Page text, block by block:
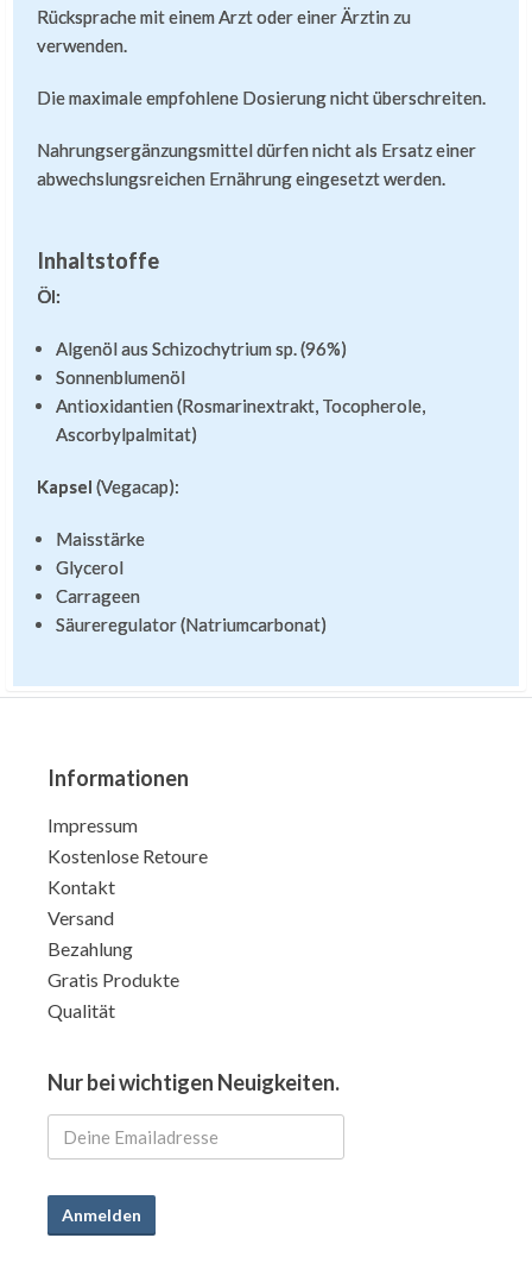
Rücksprache mit einem Arzt oder einer Ärztin zu
verwenden.
Die maximale empfohlene Dosierung nicht überschreiten.
Nahrungsergänzungsmittel dürfen nicht als Ersatz einer
abwechslungsreichen Ernährung eingesetzt werden.
Inhaltstoffe
Öl:
Algenöl aus Schizochytrium sp. (96%)
Sonnenblumenöl
Antioxidantien (Rosmarinextrakt, Tocopherole,
Ascorbylpalmitat)
Kapsel (Vegacap):
Maisstärke
Glycerol
Carrageen
Säureregulator (Natriumcarbonat)
Informationen
Impressum
Kostenlose Retoure
Kontakt
Versand
Bezahlung
Gratis Produkte
Qualität
Nur bei wichtigen Neuigkeiten.
Anmelden